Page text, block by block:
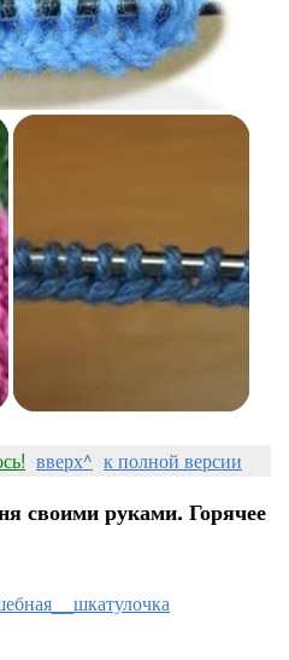
вверх^ к полной версии
своими руками. Горячее